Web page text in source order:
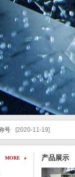
号 [2020-11-19]
喷抛丸喷漆烘干涂装线
MORE 产品展示